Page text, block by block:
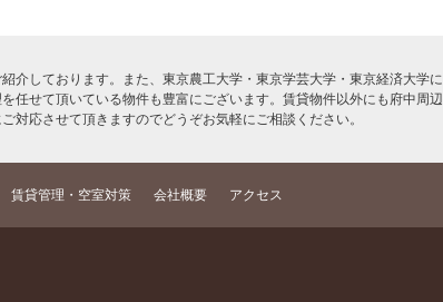
介しております。また、東京農工大学・東京学芸大学・東京経済大学
任せて頂いている物件も豊富にございます。賃貸物件以外にも府中周
対応させて頂きますのでどうぞお気軽にご相談ください。
賃貸管理・空室対策 会社概要 アクセス